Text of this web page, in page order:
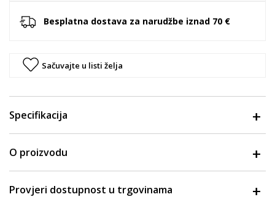
Besplatna dostava za narudžbe iznad 70 €
Sačuvajte u listi želja
Specifikacija
O proizvodu
Provjeri dostupnost u trgovinama